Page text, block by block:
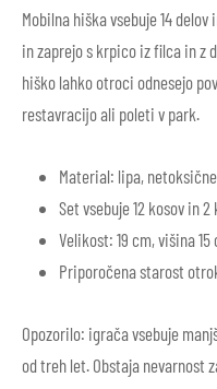
Mobilna hiška vsebuje 14
in zaprejo s krpico iz filca in z
hiško lahko otroci odnesejo
restavracijo ali poleti v park.
Material: lipa,
Set vsebuje 12 kosov in
Velikost: 19 cm, višina 15
Priporočena starost
Opozorilo: igrača vsebuje
od treh let. Obstaja nevarnost
in nega čevljev